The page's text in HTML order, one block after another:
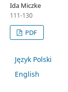
Ida Miczke
111-130
PDF
Język Polski
English